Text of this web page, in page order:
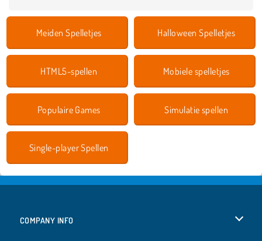
Meiden Spelletjes Halloween Spelletjes
HTML5-spellen Mobiele spelletjes
Populaire Games Simulatie spellen
Single-player Spellen
COMPANY INFO